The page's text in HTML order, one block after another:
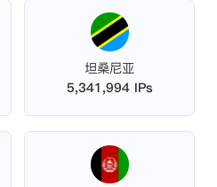
坦桑尼亚
5,341,994 IPs